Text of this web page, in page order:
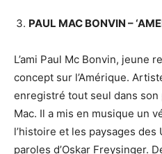
PAUL MAC BONVIN –
L’ami Paul Mc Bonvin, jeune
concept sur l’Amérique.
enregistré tout seul dans son
Mac. Il a mis en musique un
l’histoire et les paysages des
paroles d’Oskar Freysinger.